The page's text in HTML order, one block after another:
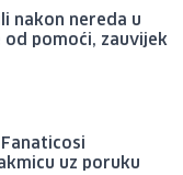
nakon nereda u
od pomoći, zauvijek
uz poruku